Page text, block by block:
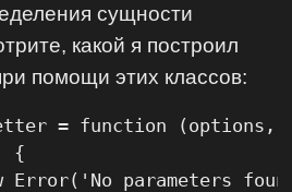
сущности
какой я построил
помощи этих классов:
= function (options,
{
Error('No parameters